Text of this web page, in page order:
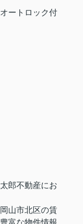
ートロック付
郎不動産にお
山市北区の賃